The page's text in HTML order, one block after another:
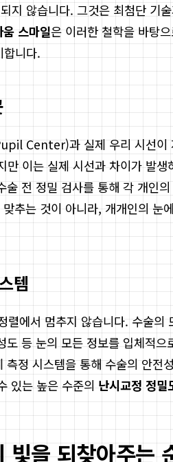
지 않습니다. 그것은 최첨단
움 스마일은 이러한 철학을 바탕
니다.
Center)과 실제 우리 시선
이는 실제 시선과 차이가 발
전 정밀 검사를 통해 각 개인
추는 것이 아니라, 개개인의
템
렬에서 멈추지 않습니다. 수술의
등 눈의 모든 정보를 입체적
정 시스템을 통해 수술의 안
있는 높은 수준의 난시교정 정밀
빛을 되찾아주는